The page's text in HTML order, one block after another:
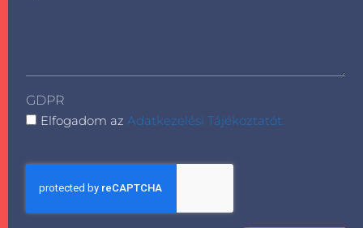
GDPR
Elfogadom azAdatkezelési Tájékoztatót.